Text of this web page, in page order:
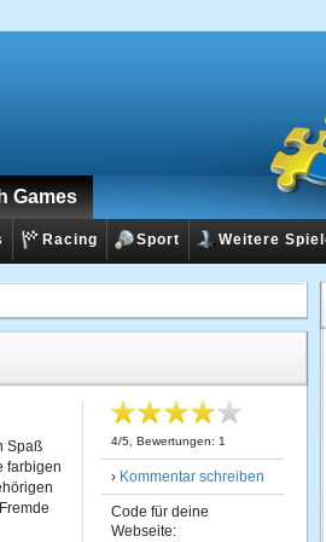
Games
Racing Sport Weitere
Spaß
farbigen
4/5 , Bewertungen: 1
› Kommentar schreiben
Code für deine
Webseite: